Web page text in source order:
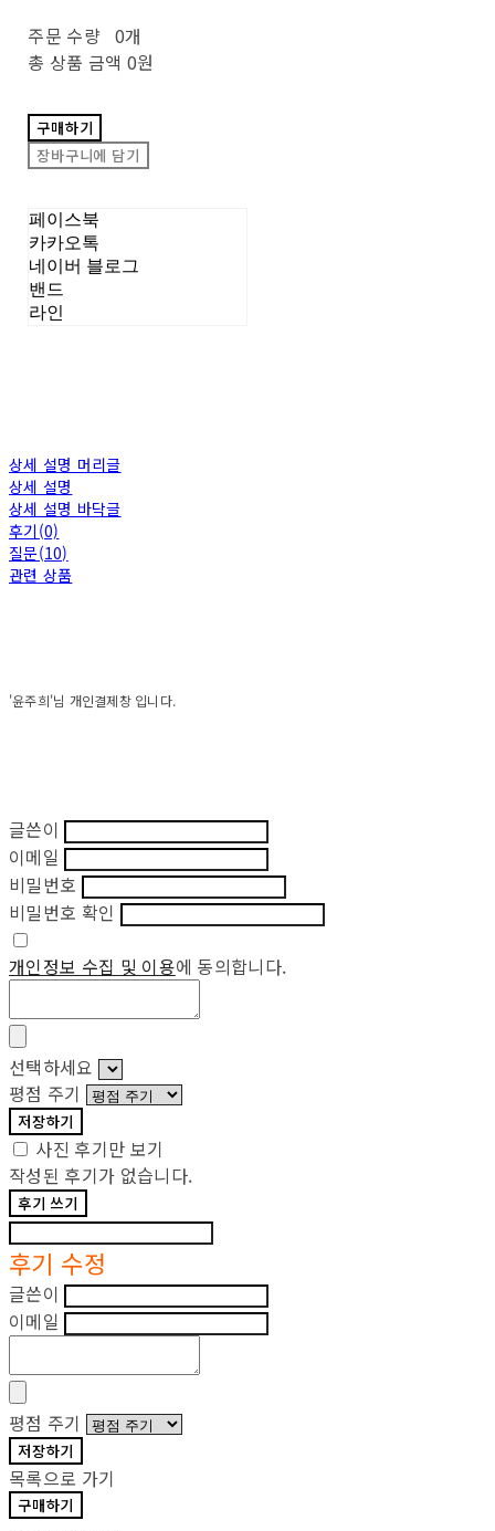
주문 수량 0개
총 상품 금액 0원
구매하기
장바구니에 담기
페이스북
카카오톡
네이버 블로그
밴드
라인
상세 설명 머리글
상세 설명
상세 설명 바닥글
후기(0)
질문(10)
관련 상품
'윤주희'님 개인결제창 입니다.
글쓴이
이메일
비밀번호
비밀번호 확인
개인정보 수집 및 이용에 동의합니다.
선택하세요
평점 주기
저장하기
사진 후기만 보기
작성된 후기가 없습니다.
후기 쓰기
후기 수정
글쓴이
이메일
평점 주기
저장하기
목록으로 가기
구매하기